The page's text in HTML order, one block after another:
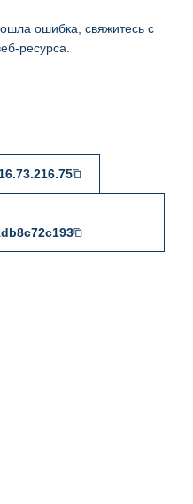
ошибка, свяжитесь с
ресурса.